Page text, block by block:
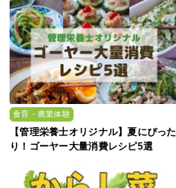
食育・農業体験
【管理栄養士オリジナル】夏にぴった
り！ゴーヤー大量消費レシピ5選